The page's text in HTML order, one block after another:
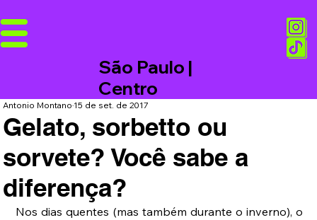
São Paulo |
Centro
Gelato, sorbetto ou
sorvete? Você sabe a
diferença?
Antonio Montano15 de set. de 2017
Nos dias quentes (mas também durante o inverno), o